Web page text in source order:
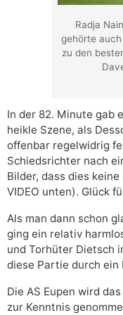
Radja
gehörte
zu den
In der 82. Minute gab
heikle Szene, als
offenbar regelwidrig
Schiedsrichter nach
Bilder, dass dies
VIDEO unten). Glück
Als man dann schon
ging ein relativ
und Torhüter Dietsch
diese Partie durch ein
Die AS Eupen wird
zur Kenntnis